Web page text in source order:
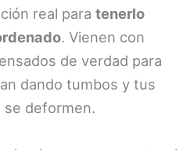
real para tenerlo
. Vienen con
de verdad para
dando tumbos y tus
deformen.